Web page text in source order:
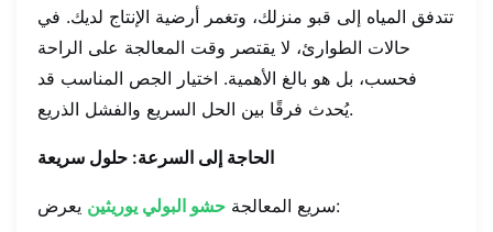
تتدفق المياه إلى قبو منزلك، وتغمر أرضية الإنتاج لديك. في
حالات الطوارئ، لا يقتصر وقت المعالجة على الراحة
فحسب، بل هو بالغ الأهمية. اختيار الجص المناسب قد
يُحدث فرقًا بين الحل السريع والفشل الذريع.
الحاجة إلى السرعة: حلول سريعة
سريع المعالجة حشو البولي يوريثين يعرض: